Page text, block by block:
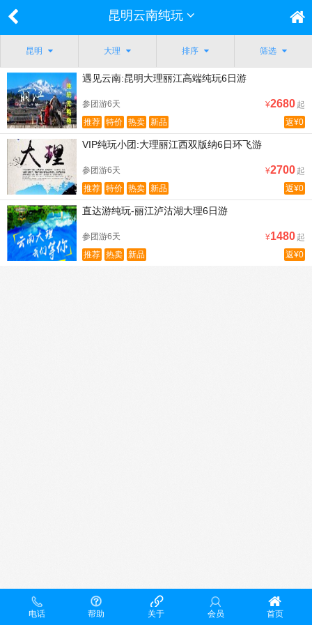
昆明云南纯玩
昆明 大理 排序 筛选
遇见云南:昆明大理丽江高端纯玩6日游
参团游6天 ¥2680 起
返¥0
推荐 特价 热卖 新品
VIP纯玩小团:大理丽江西双版纳6日环飞游
参团游6天 ¥2700 起
返¥0
推荐 特价 热卖 新品
直达游纯玩-丽江泸沽湖大理6日游
参团游6天 ¥1480 起
返¥0
推荐 热卖 新品
电话 帮助 关于 会员 首页